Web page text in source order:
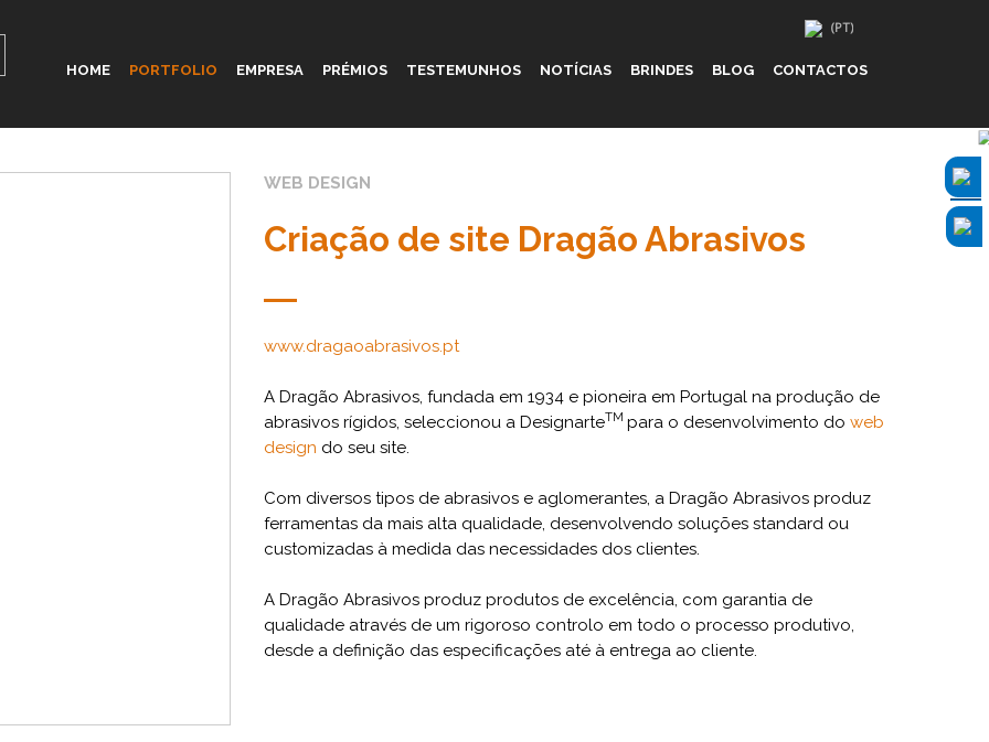
HOME PORTFOLIO EMPRESA PRÉMIOS TESTEMUNHOS NOTÍCIAS BRINDES BLOG CONTACTOS
WEB DESIGN
Criação de site Dragão Abrasivos
www.dragaoabrasivos.pt
A Dragão Abrasivos, fundada em 1934 e pioneira em Portugal na produção de
abrasivos rígidos, seleccionou a DesignarteTM para o desenvolvimento do web
design do seu site.
Com diversos tipos de abrasivos e aglomerantes, a Dragão Abrasivos produz
ferramentas da mais alta qualidade, desenvolvendo soluções standard ou
customizadas à medida das necessidades dos clientes.
A Dragão Abrasivos produz produtos de excelência, com garantia de
qualidade através de um rigoroso controlo em todo o processo produtivo,
desde a definição das especificações até à entrega ao cliente.